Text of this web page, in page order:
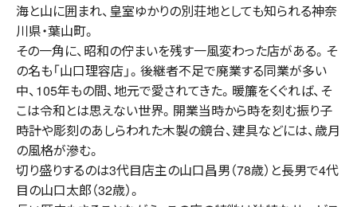
海と山に囲まれ、皇室ゆかりの別荘地としても知られる神奈
川県・葉山町。
その一角に、昭和の佇まいを残す一風変わった店がある。そ
の名も「山口理容店」。後継者不足で廃業する同業が多い
中、105年もの間、地元で愛されてきた。暖簾をくぐれば、そ
こは令和とは思えない世界。開業当時から時を刻む振り子
時計や彫刻のあしらわれた木製の鏡台、建具などには、歳月
の風格が滲む。
切り盛りするのは3代目店主の山口昌男（78歳）と長男で4代
目の山口太郎（32歳）。